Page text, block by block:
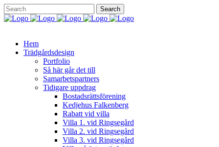
Hem
Trädgårdsdesign
Portfolio
Så här går det till
Samarbetspartners
Tidigare uppdrag
Bostadsrättsförening
Kedjehus Falkenberg
Rabatt vid villa
Villa 1. vid Ringsegård
Villa 2. vid Ringsegård
Villa 3. vid Ringsegård